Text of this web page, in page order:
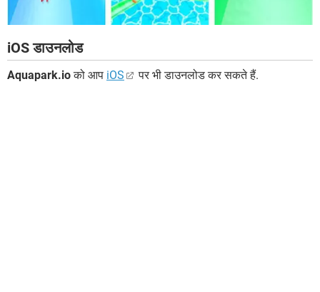
iOS डाउनलोड
Aquapark.ioको आप iOS पर भी डाउनलोड कर सकते हैं.